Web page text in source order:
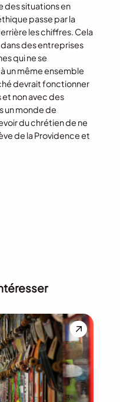
des situations en
passe par la
les chiffres. Cela
des entreprises
qui ne se
un même ensemble
devrait fonctionner
non avec des
un monde de
du chrétien de ne
de la Providence et